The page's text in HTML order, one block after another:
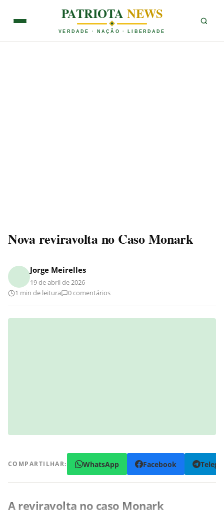
PATRIOTANEWS
VERDADE · NAÇÃO · LIBERDADE
Nova reviravolta no Caso Monark
Jorge Meirelles
19 de abril de 2026
1 min de leitura
0 comentários
COMPARTILHAR: WhatsApp Facebook
A reviravolta no caso Monark